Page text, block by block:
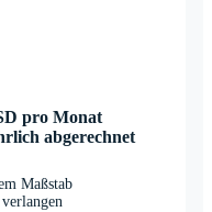
pro Monat
abgerechnet
Maßstab